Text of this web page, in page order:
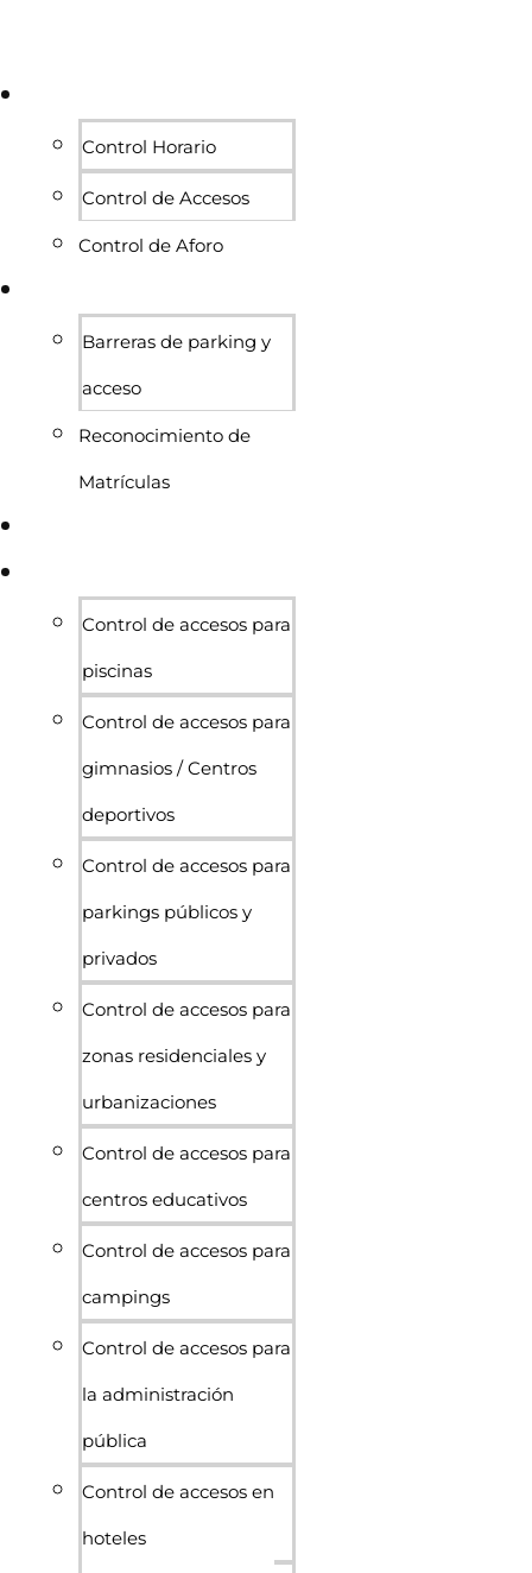
Control Horario
Control de Accesos
Control de Aforo
Barreras de parking y
acceso
Reconocimiento de
Matrículas
Control de accesos para
piscinas
Control de accesos para
gimnasios / Centros
deportivos
Control de accesos para
parkings públicos y
privados
Control de accesos para
zonas residenciales y
urbanizaciones
Control de accesos para
centros educativos
Control de accesos para
campings
Control de accesos para
la administración
pública
Control de accesos en
hoteles